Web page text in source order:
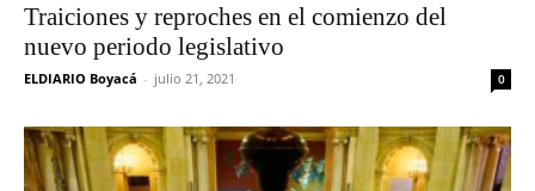
Traiciones y reproches en el comienzo del
nuevo periodo legislativo
ELDIARIO Boyacá - julio 21, 2021 0